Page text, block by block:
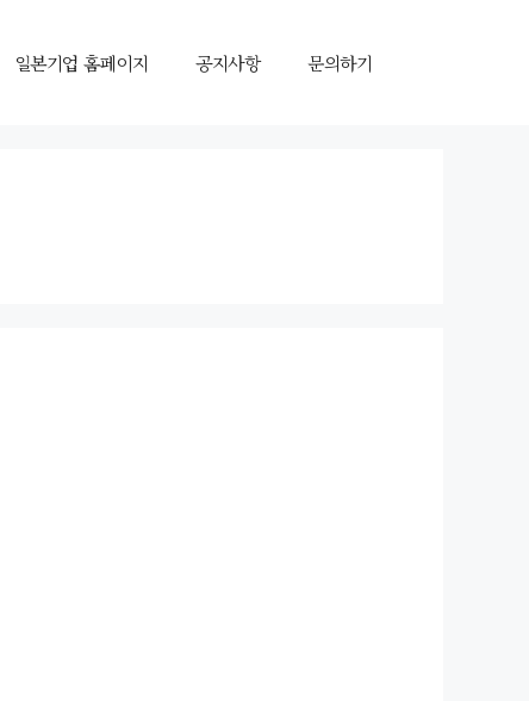
일본기업 홈페이지 공지사항 문의하기